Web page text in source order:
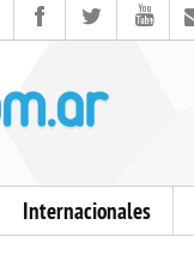
Internacionales